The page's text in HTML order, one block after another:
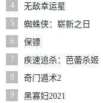
4
无敌幸运星
5
蜘蛛侠：崭新之日
6
保镖
7
疾速追杀：芭蕾杀姬
8
奇门遁术2
9
黑寡妇2021